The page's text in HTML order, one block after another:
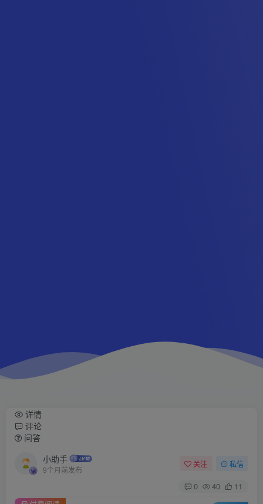
详情
评论
问答
小助手
9个月前发布
关注 私信
0 40
11